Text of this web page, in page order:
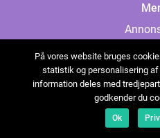
På vores website bruges
statistik og personalisering af
information deles med
godkender du
Ok